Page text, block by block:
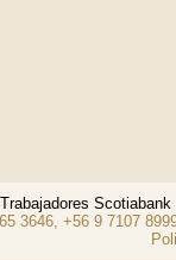
3646, +56 9 7107